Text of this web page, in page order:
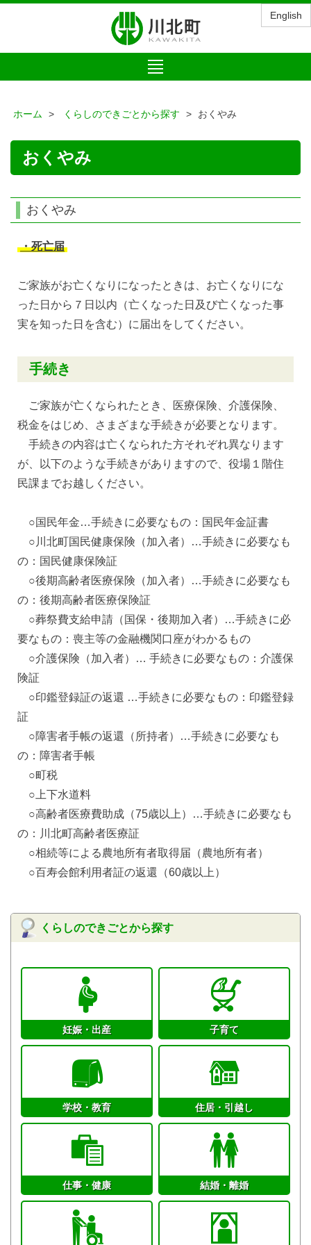
English
Toggle
navigation
ホーム くらしのできごとから探す おくやみ
おくやみ
おくやみ
・死亡届
ご家族がお亡くなりになったときは、お亡くなりにな
った日から７日以内（亡くなった日及び亡くなった事
実を知った日を含む）に届出をしてください。
手続き
ご家族が亡くなられたとき、医療保険、介護保険、
税金をはじめ、さまざまな手続きが必要となります。
手続きの内容は亡くなられた方それぞれ異なります
が、以下のような手続きがありますので、役場１階住
民課までお越しください。
○国民年金…手続きに必要なもの：国民年金証書
○川北町国民健康保険（加入者）…手続きに必要なも
の：国民健康保険証
○後期高齢者医療保険（加入者）…手続きに必要なも
の：後期高齢者医療保険証
○葬祭費支給申請（国保・後期加入者）…手続きに必
要なもの：喪主等の金融機関口座がわかるもの
○介護保険（加入者）… 手続きに必要なもの：介護保
険証
○印鑑登録証の返還 …手続きに必要なもの：印鑑登録
証
○障害者手帳の返還（所持者）…手続きに必要なも
の：障害者手帳
○町税
○上下水道料
○高齢者医療費助成（75歳以上）…手続きに必要なも
の：川北町高齢者医療証
○相続等による農地所有者取得届（農地所有者）
○百寿会館利用者証の返還（60歳以上）
くらしのできごとから探す
妊娠・出産 子育て
学校・教育 住居・引越し
仕事・健康 結婚・離婚